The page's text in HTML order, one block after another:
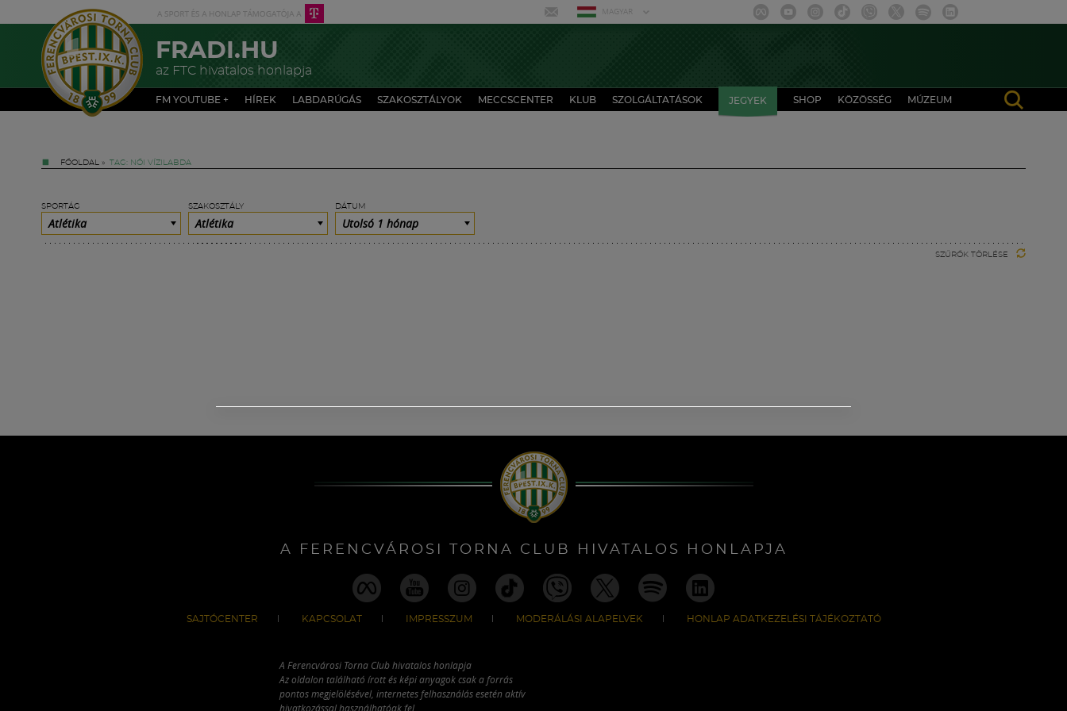
MAGYAR
FRADI.HU
az FTC hivatalos honlapja
FM YOUTUBE + HÍREK LABDARÚGÁS SZAKOSZTÁLYOK MECCSCENTER KLUB SZOLGÁLTATÁSOK JEGYEK SHOP KÖZÖSSÉG MÚZEUM
FŐOLDAL » TAG: NŐI VÍZILABDA
SPORTÁG
Atlétika
SZAKOSZTÁLY
Atlétika
DÁTUM
Utolsó 1 hónap
SZŰRŐK TÖRLÉSE
A FERENCVÁROSI TORNA CLUB HIVATALOS HONLAPJA
SAJTÓCENTER KAPCSOLAT IMPRESSZUM MODERÁLÁSI ALAPELVEK HONLAP ADATKEZELÉSI TÁJÉKOZTATÓ
A Ferencvárosi Torna Club hivatalos honlapja
Az oldalon található írott és képi anyagok csak a forrás
pontos megjelölésével, internetes felhasználás esetén aktív
hivatkozással használhatóak fel.